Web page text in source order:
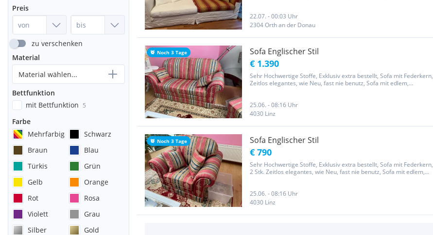
Preis
zu verschenken
Material
Material wählen...
Bettfunktion
mit Bettfunktion 5
Farbe
Mehrfarbig
Schwarz
Braun
Blau
Türkis
Grün
Gelb
Orange
Rot
Rosa
Violett
Grau
Silber
Gold
22.07. - 00:03 Uhr
2304 Orth an der Donau
Noch 3 Tage Sofa Englischer Stil
€ 1.390
Sehr Hochwertige Stoffe, Exklusiv extra bestellt, Sofa mit Federkern,
Zeitlos elegantes, wie Neu, fast nie benutz, Sofa mit edlem,
25.06. - 08:16 Uhr
4030 Linz
Noch 3 Tage Sofa Englischer Stil
€ 790
Sehr Hochwertige Stoffe, Exklusiv extra bestellt, Sofa mit Federkern,
2 Stk. Zeitlos elegantes, wie Neu, fast nie benutz, Sofa mit edlem,
25.06. - 08:16 Uhr
4030 Linz